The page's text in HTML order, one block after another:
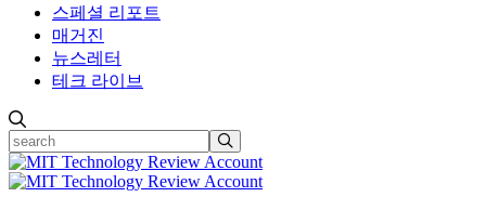
스페셜 리포트
매거진
뉴스레터
테크 라이브